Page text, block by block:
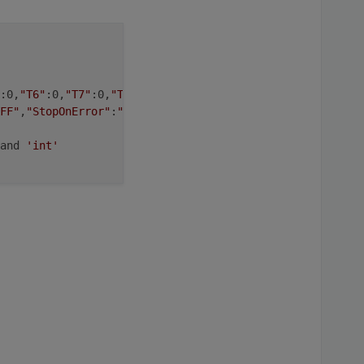
:0, "T6" :0, "T7" :0, "T8"
, "StopOnError" : "OFF"
and
'int'